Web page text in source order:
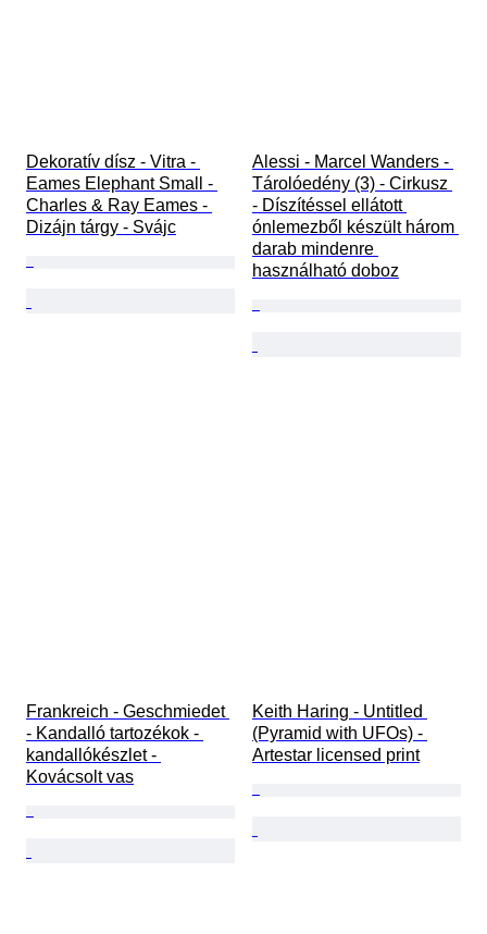
Dekoratív dísz - Vitra -
Eames Elephant Small -
Charles & Ray Eames -
Dizájn tárgy - Svájc
Alessi - Marcel Wanders -
Tárolóedény (3) - Cirkusz
- Díszítéssel ellátott
ónlemezből készült három
darab mindenre
használható doboz
Frankreich - Geschmiedet
- Kandalló tartozékok -
kandallókészlet -
Kovácsolt vas
Keith Haring - Untitled
(Pyramid with UFOs) -
Artestar licensed print